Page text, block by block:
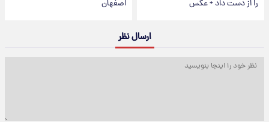
را از دست داد + عکس
اصفهان
ارسال نظر